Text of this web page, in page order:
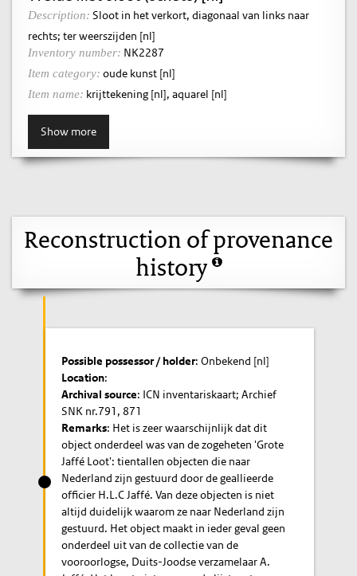
Description: Sloot in het verkort, diagonaal van links naar
rechts; ter weerszijden [nl]
Inventory number: NK2287
Item category: oude kunst [nl]
Item name: krijttekening [nl], aquarel [nl]
Show more
Reconstruction of provenance
history
Possible possessor / holder: Onbekend [nl]
Location:
Archival source: ICN inventariskaart; Archief
SNK nr.791, 871
Remarks: Het is zeer waarschijnlijk dat dit
object onderdeel was van de zogeheten 'Grote
Jaffé Loot': tientallen objecten die naar
Nederland zijn gestuurd door de geallieerde
officier H.L.C Jaffé. Van deze objecten is niet
altijd duidelijk waarom ze naar Nederland zijn
gestuurd. Het object maakt in ieder geval geen
onderdeel uit van de collectie van de
vooroorlogse, Duits-Joodse verzamelaar A.